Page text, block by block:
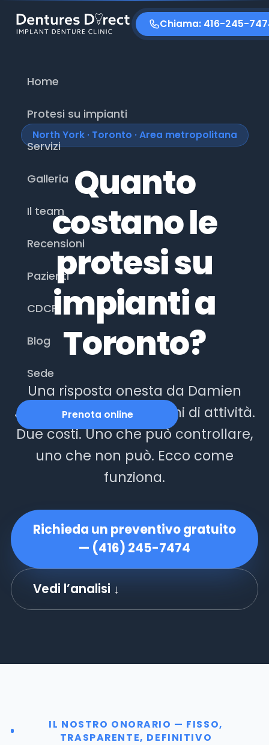
Chiama: 416-245-
Home
Protesi su impianti
Servizi
Galleria
Il team
Recensioni
Pazienti
CDCP
Blog
Sede
Prenota online
North York · Toronto · Area metropolitana
Quanto
costano le
protesi su
impianti a
Toronto?
Una risposta onesta da Damien
John Hiorth DD — 25 anni di attività.
Due costi. Uno che può controllare,
uno che non può. Ecco come
funziona.
Richieda un preventivo gratuito
— (416) 245-7474
Vedi l’analisi ↓
IL NOSTRO ONORARIO — FISSO,
TRASPARENTE, DEFINITIVO